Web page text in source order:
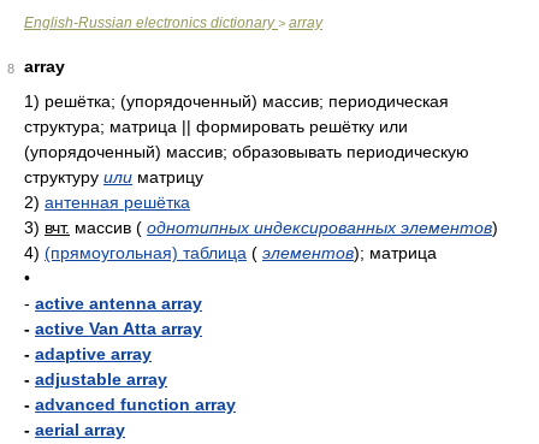
English-Russian electronics dictionary> array
8
array
1) решётка; (упорядоченный) массив; периодическая
структура; матрица || формировать решётку или
(упорядоченный) массив; образовывать периодическую
структуру или матрицу
2) антенная решётка
3) вчт. массив ( однотипных индексированных элементов)
4) (прямоугольная) таблица ( элементов); матрица
•
- active antenna array
- active Van Atta array
- adaptive array
- adjustable array
- advanced function array
- aerial array